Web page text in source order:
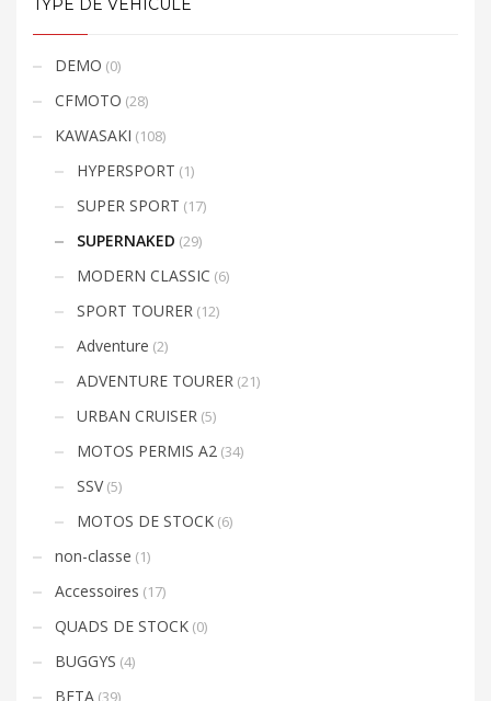
TYPE DE VÉHICULE
DEMO (0)
CFMOTO (28)
KAWASAKI (108)
HYPERSPORT (1)
SUPER SPORT (17)
SUPERNAKED (29)
MODERN CLASSIC (6)
SPORT TOURER (12)
Adventure (2)
ADVENTURE TOURER (21)
URBAN CRUISER (5)
MOTOS PERMIS A2 (34)
SSV (5)
MOTOS DE STOCK (6)
non-classe (1)
Accessoires (17)
QUADS DE STOCK (0)
BUGGYS (4)
BETA (39)